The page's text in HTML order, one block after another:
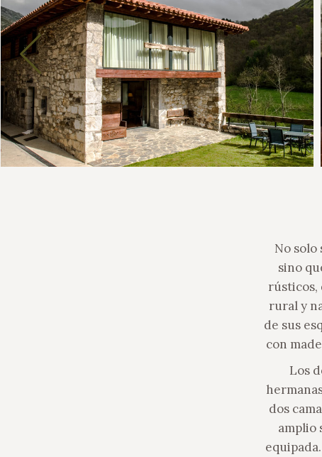
No solo
sino
rústicos,
rural y
de sus
con
Los
dos
amplio